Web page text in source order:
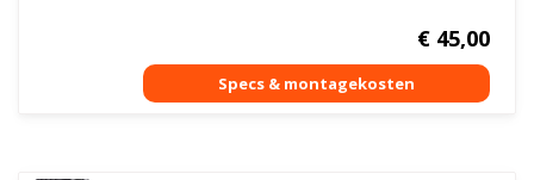
€45,00